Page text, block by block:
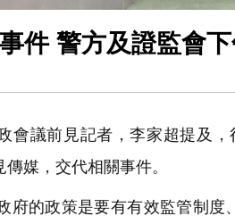
件 警方及證監會
議前見記者，李家超提及
媒，交代相關事件。
的政策是要有有效監管制度